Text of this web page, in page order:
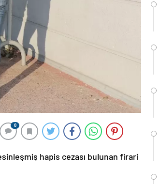
0
hapis cezası bulunan firari